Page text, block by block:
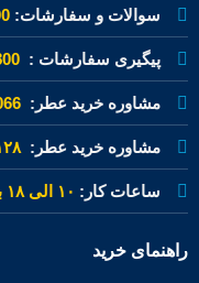
سوالات و سفارشات:
پیگیری سفارشات :
مشاوره خرید عطر:
مشاوره خرید عطر:
ساعات کار: ۱۰ الی ۱۸ بجز تعطیلات
راهنمای خرید